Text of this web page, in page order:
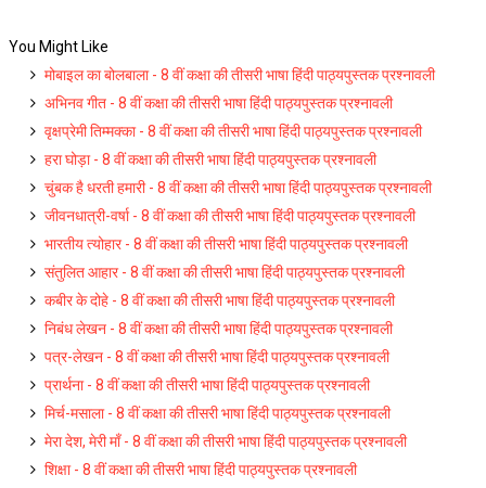
You Might Like
मोबाइल का बोलबाला - 8 वीं कक्षा की तीसरी भाषा हिंदी पाठ्यपुस्तक प्रश्नावली
अभिनव गीत - 8 वीं कक्षा की तीसरी भाषा हिंदी पाठ्यपुस्तक प्रश्नावली
वृक्षप्रेमी तिम्मक्का - 8 वीं कक्षा की तीसरी भाषा हिंदी पाठ्यपुस्तक प्रश्नावली
हरा घोड़ा - 8 वीं कक्षा की तीसरी भाषा हिंदी पाठ्यपुस्तक प्रश्नावली
चुंबक है धरती हमारी - 8 वीं कक्षा की तीसरी भाषा हिंदी पाठ्यपुस्तक प्रश्नावली
जीवनधात्री-वर्षा - 8 वीं कक्षा की तीसरी भाषा हिंदी पाठ्यपुस्तक प्रश्नावली
भारतीय त्योहार - 8 वीं कक्षा की तीसरी भाषा हिंदी पाठ्यपुस्तक प्रश्नावली
संतुलित आहार - 8 वीं कक्षा की तीसरी भाषा हिंदी पाठ्यपुस्तक प्रश्नावली
कबीर के दोहे - 8 वीं कक्षा की तीसरी भाषा हिंदी पाठ्यपुस्तक प्रश्नावली
निबंध लेखन - 8 वीं कक्षा की तीसरी भाषा हिंदी पाठ्यपुस्तक प्रश्नावली
पत्र-लेखन - 8 वीं कक्षा की तीसरी भाषा हिंदी पाठ्यपुस्तक प्रश्नावली
प्रार्थना - 8 वीं कक्षा की तीसरी भाषा हिंदी पाठ्यपुस्तक प्रश्नावली
मिर्च-मसाला - 8 वीं कक्षा की तीसरी भाषा हिंदी पाठ्यपुस्तक प्रश्नावली
मेरा देश, मेरी माँ - 8 वीं कक्षा की तीसरी भाषा हिंदी पाठ्यपुस्तक प्रश्नावली
शिक्षा - 8 वीं कक्षा की तीसरी भाषा हिंदी पाठ्यपुस्तक प्रश्नावली